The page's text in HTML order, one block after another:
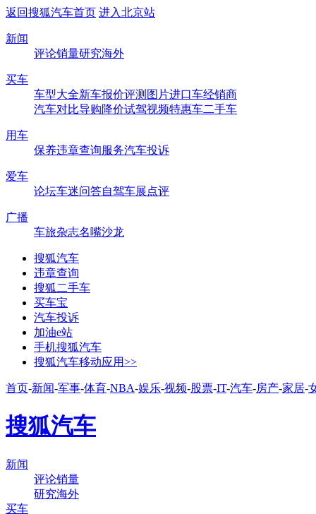
返回搜狐汽车首页 进入北京站
新闻
评论销量研究海外
买车
车型大全新车报价评测 图片进口车经销商
汽车对比导购降价试驾视频特惠车二手车
用车
保养违章查询服务汽车投诉
爱车
论坛车迷问答自驾车展点评
广播
车旅杂志名嘴沙龙
搜狐汽车
违章查询
搜狐二手车
买车宝
汽车投诉
加油e站
手机搜狐汽车
搜狐汽车移动应用>>
首页-新闻-军事-体育-NBA-娱乐-视频-股票-IT-汽车-房产-家居-
搜狐汽车
新闻
评论销量
研究海外
买车